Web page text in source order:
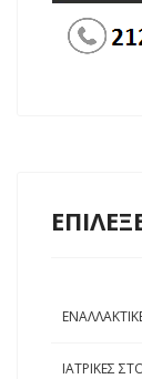
ΙΑΤΡΙΚΕΣ